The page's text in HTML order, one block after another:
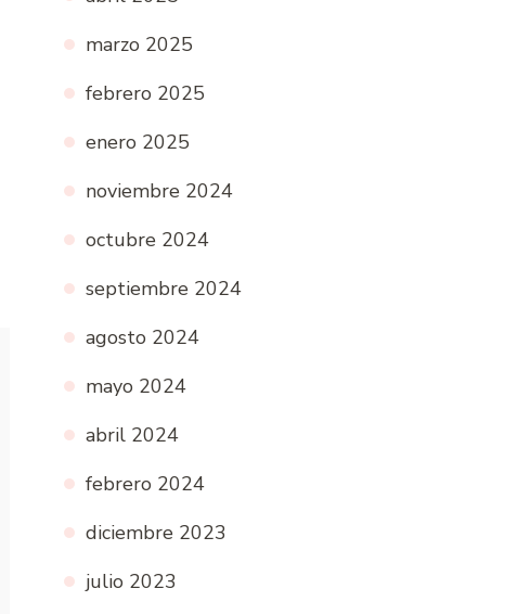
marzo 2025
febrero 2025
enero 2025
noviembre 2024
octubre 2024
septiembre 2024
agosto 2024
mayo 2024
abril 2024
febrero 2024
diciembre 2023
julio 2023